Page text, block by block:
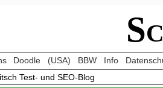
Doodle (USA) BBW Info
Test- und SEO-Blog